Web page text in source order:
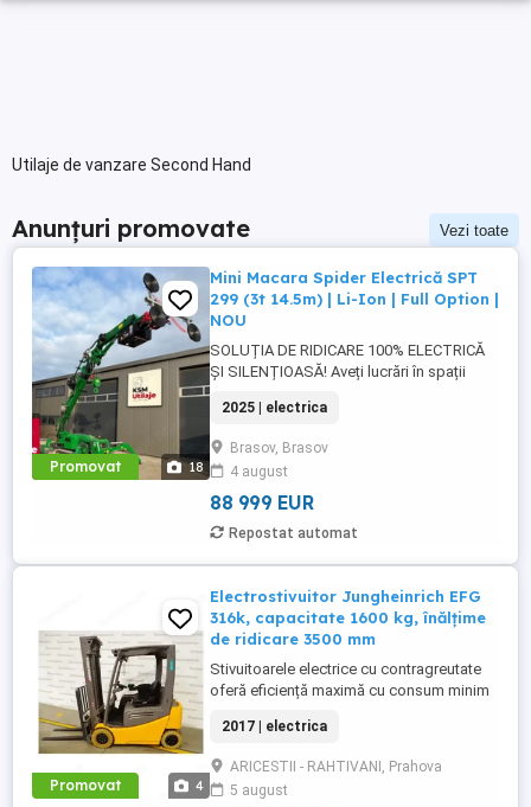
Utilaje de vanzare Second Hand
Anunțuri promovate Vezi toate
Promovat 18
Mini Macara Spider Electrică SPT
299 (3t 14.5m) | Li-Ion | Full Option |
NOU
SOLUȚIA DE RIDICARE 100% ELECTRICĂ
ȘI SILENȚIOASĂ! Aveți lucrări în spații
puteți folosi motoare termice? KSM
Utilaje vă prezintă SPT 299-E Macaraua
Păianjen cu Baterii Li-Ion de ultimă
generație! PACHET "FULL OPTION"
(INCLUS ÎN PREȚ): Nu plătiți nimic extra! ...
2025 | electrica
Brasov, Brasov
4 august
88 999 EUR
Repostat automat
Promovat 4
Electrostivuitor Jungheinrich EFG
316k, capacitate 1600 kg, înălțime
de ridicare 3500 mm
Stivuitoarele electrice cu contragreutate
oferă eficiență maximă cu consum minim
performanțe de top cu cele mai recente
motoare trifazate. Această tehnologie
coordonează toate componentele
stivuitoarelor, îmbunătățind eficiența
2017 | electrica
ARICESTII - RAHTIVANI, Prahova
5 august